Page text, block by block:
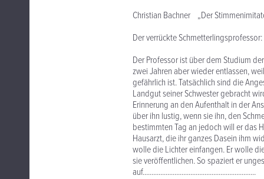
Christian Bachner „Der
Der verrückte Schmetterlingsprofessor:
Der Professor ist über dem Studium
zwei Jahren aber wieder entlassen,
gefährlich ist. Tatsächlich sind die
Landgut seiner Schwester gebracht
Erinnerung an den Aufenthalt in der
über ihn lustig, wenn sie ihn, den
bestimmten Tag an jedoch will er das
Hausarzt, die ihr ganzes Dasein ihm
wolle die Lichter einfangen. Er wolle
sie veröffentlichen. So spaziert er
auf................................................................